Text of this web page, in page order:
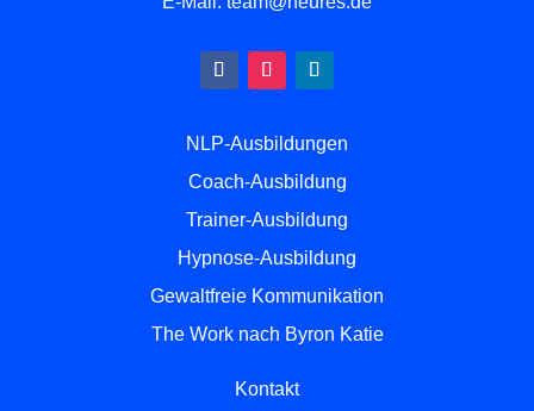
NLP-Ausbildungen
Coach-Ausbildung
Trainer-Ausbildung
Hypnose-Ausbildung
Gewaltfreie Kommunikation
The Work nach Byron Katie
Kontakt